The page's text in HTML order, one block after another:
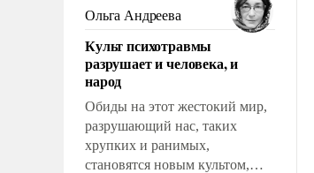
и ее реализация радикально
поднимет наши боевые
возможности.
Ольга Андреева
Культ психотравмы
разрушает и человека, и
народ
Обиды на этот жестокий мир,
разрушающий нас, таких
хрупких и ранимых,
становятся новым культом,